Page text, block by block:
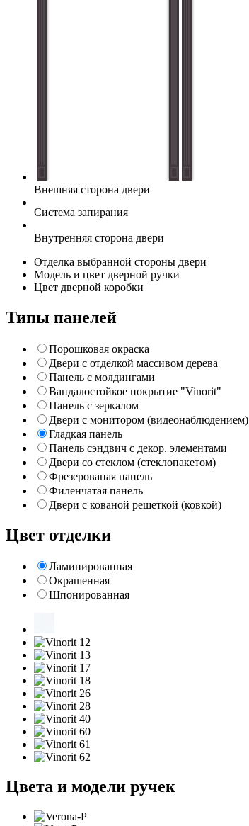
Внешняя сторона двери
Система запирания
Внутренняя сторона двери
Отделка выбранной стороны двери
Модель и цвет дверной ручки
Цвет дверной коробки
Типы панелей
Порошковая окраска
Двери с отделкой массивом дерева
Панель с молдингами
Вандалостойкое покрытие "Vinorit"
Панель с зеркалом
Двери с монитором (видеонаблюдением)
Гладкая панель
Панель сэндвич с декор. элементами
Двери со стеклом (стеклопакетом)
Фрезерованая панель
Филенчатая панель
Двери с кованой решеткой (ковкой)
Цвет отделки
Ламинированная
Окрашенная
Шпонированная
Цвета и модели ручек